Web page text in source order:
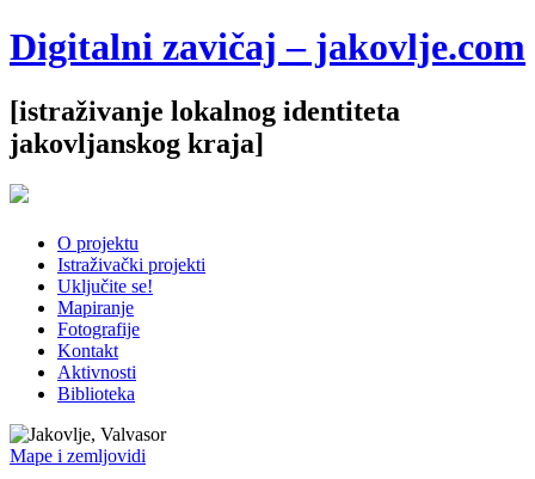
Digitalni zavičaj – jakovlje.com
[istraživanje lokalnog identiteta
jakovljanskog kraja]
O projektu
Istraživački projekti
Uključite se!
Mapiranje
Fotografije
Kontakt
Aktivnosti
Biblioteka
Mape i zemljovidi